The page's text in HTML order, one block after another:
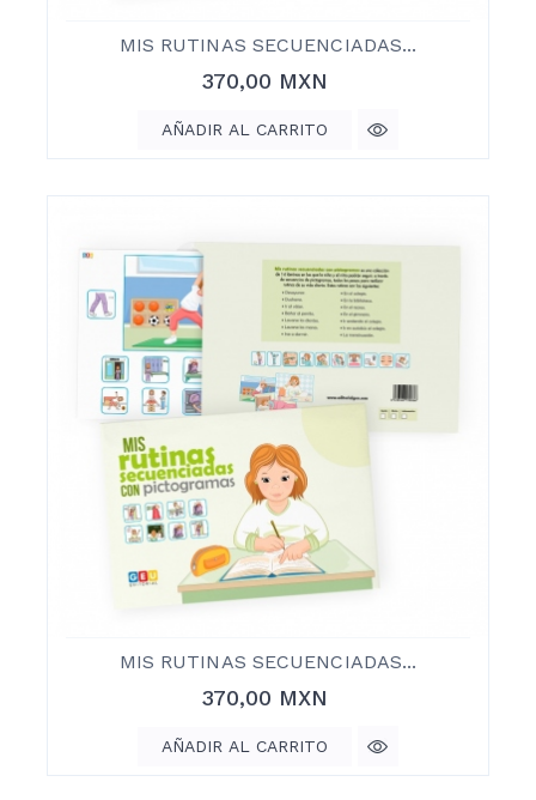
MIS RUTINAS SECUENCIADAS...
Precio
370,00 MXN
AÑADIR AL CARRITO
MIS RUTINAS SECUENCIADAS...
Precio
370,00 MXN
AÑADIR AL CARRITO